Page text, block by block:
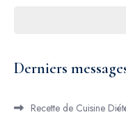
Derniers
Recette de Cuisine